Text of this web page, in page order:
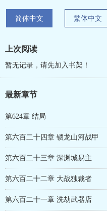
简体中文 繁体中文
上次阅读
暂无记录，请先加入书架！
最新章节
第624章 结局
第六百二十四章 锁龙山河战甲
第六百二十三章 深渊城易主
第六百二十二章 大战独裁者
第六百二十一章 洗劫武器店